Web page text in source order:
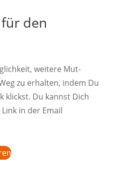
den
weitere Mut-
zu erhalten, indem Du
klickst. Du kannst Dich
in der Email